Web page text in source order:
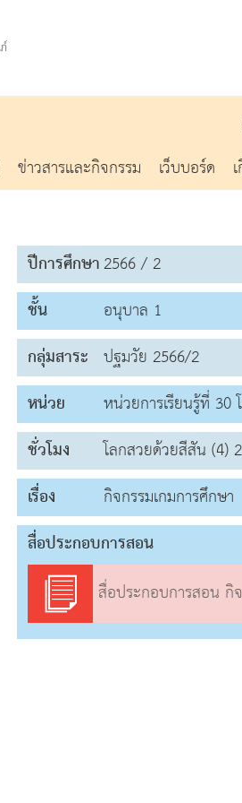
ข่าวสารและกิจกรรม เว็บบอร์ด
ปีการศึกษา2566 / 2
ชั้น
อนุบาล 1
กลุ่มสาระ ปฐมวัย 2566/2
หน่วย
หน่วยการเรียนรู้ที่ 30
ชั่วโมง
โลกสวยด้วยสีสัน (4)
เรื่อง
กิจกรรมเกมการศึกษา
สื่อประกอบการสอน
สื่อประกอบการสอน กิจ